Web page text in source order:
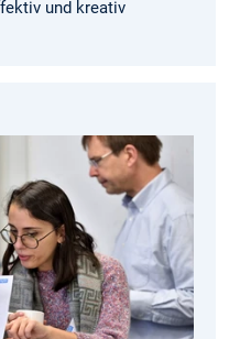
und kreativ